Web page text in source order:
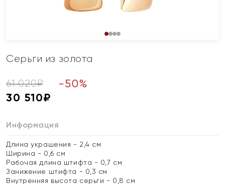
Серьги из золота
61 020₽ -50%
30 510₽
Информация
Длина украшения - 2,4 см
Ширина - 0,6 см
Рабочая длина штифта - 0,7 см
Занижение штифта - 0,3 см
Внутренняя высота серьги - 0,8 см